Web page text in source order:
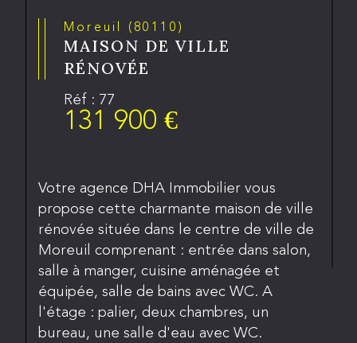
Moreuil (80110)
MAISON DE VILLE
RÉNOVÉE
Réf : 77
131 900 €
Votre agence DHA Immobilier vous
propose cette charmante maison de ville
rénovée située dans le centre de ville de
Moreuil comprenant : entrée dans salon,
salle à manger, cuisine aménagée et
équipée, salle de bains avec WC. A
l'étage : palier, deux chambres, un
bureau, une salle d'eau avec WC.